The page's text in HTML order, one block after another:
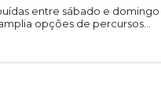
entre sábado e domingo
opções de percursos...